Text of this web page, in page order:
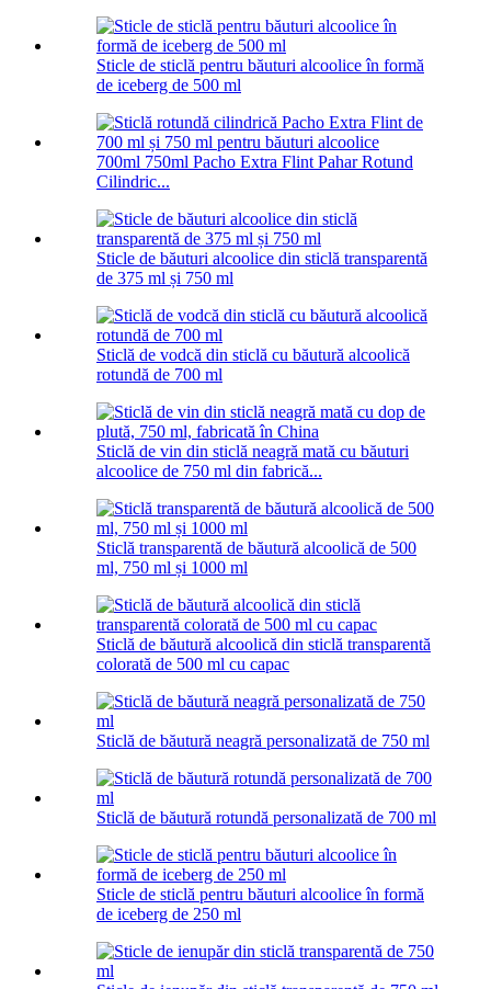
Sticle de sticlă pentru băuturi alcoolice în formă
de iceberg de 500 ml
700ml 750ml Pacho Extra Flint Pahar Rotund
Cilindric...
Sticle de băuturi alcoolice din sticlă transparentă
de 375 ml și 750 ml
Sticlă de vodcă din sticlă cu băutură alcoolică
rotundă de 700 ml
Sticlă de vin din sticlă neagră mată cu băuturi
alcoolice de 750 ml din fabrică...
Sticlă transparentă de băutură alcoolică de 500
ml, 750 ml și 1000 ml
Sticlă de băutură alcoolică din sticlă transparentă
colorată de 500 ml cu capac
Sticlă de băutură neagră personalizată de 750 ml
Sticlă de băutură rotundă personalizată de 700 ml
Sticle de sticlă pentru băuturi alcoolice în formă
de iceberg de 250 ml